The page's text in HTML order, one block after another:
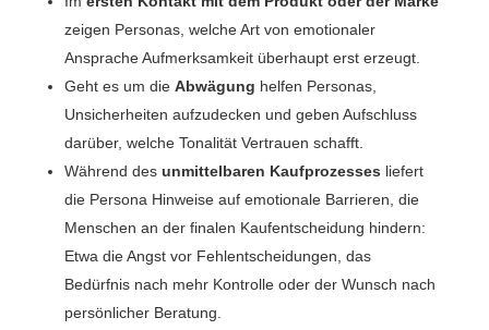
zeigen Personas, welche Art von emotionaler
Ansprache Aufmerksamkeit überhaupt erst erzeugt.
Geht es um die Abwägung helfen Personas,
Unsicherheiten aufzudecken und geben Aufschluss
darüber, welche Tonalität Vertrauen schafft.
Während des unmittelbaren Kaufprozesses liefert
die Persona Hinweise auf emotionale Barrieren, die
Menschen an der finalen Kaufentscheidung hindern:
Etwa die Angst vor Fehlentscheidungen, das
Bedürfnis nach mehr Kontrolle oder der Wunsch nach
persönlicher Beratung.